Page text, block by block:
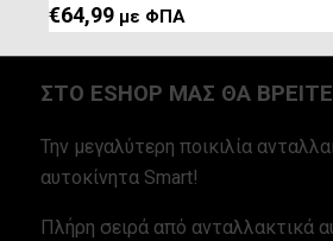
€64,99 με ΦΠΑ
ΣΤΟ ESHOP ΜΑΣ ΘΑ ΒΡΕΙΤΕ
Την μεγαλύτερη ποικιλία
αυτοκίνητα Smart!
Πλήρη σειρά από ανταλλακτικά